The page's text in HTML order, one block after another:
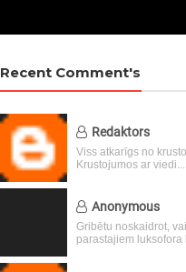
Recent Comment's
Redaktors
Viss atkarīgs no
Krustojumos ar viedi...
Anonymous
Gribētu noskaidrot,
parastajiem luksofora